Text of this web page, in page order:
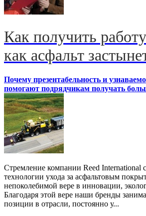
Как получить
как асфальт
Почему презентабельность и
помогают подрядчикам получать
Стремление компании Reed International
технологии ухода за асфальтовым
непоколебимой вере в инновации,
Благодаря этой вере наши бренды
позиции в отрасли, постоянно у...